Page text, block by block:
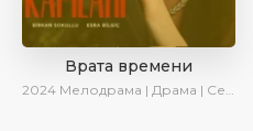
Врата времени
2024 Мелодрама | Драма | Сериалы 2024